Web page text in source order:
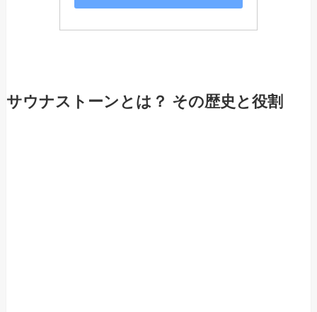
サウナストーンとは？ その歴史と役割